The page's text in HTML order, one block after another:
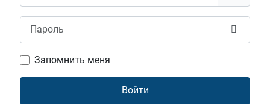
Запомнить меня
Войти